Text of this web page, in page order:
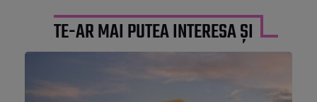
TE-AR MAI PUTEA INTERESA ȘI